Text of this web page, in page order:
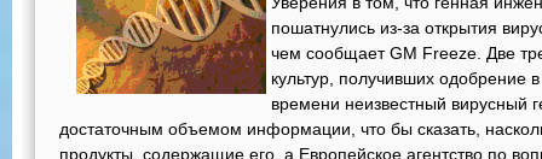
пошатнулись из-за открытия
чем сообщает GM Freeze. Две
культур, получивших одобрение
времени неизвестный вирусный
достаточным объемом информации, что бы сказать,
продукты, содержащие его, а Европейское агентство по